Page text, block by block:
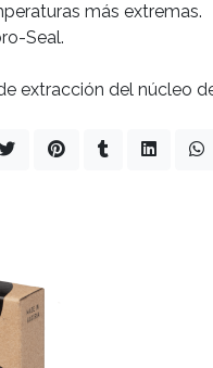
más extremas.
Seal.
extracción del núcleo